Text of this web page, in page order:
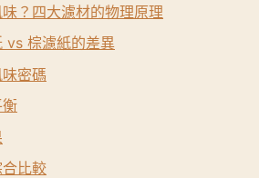
？四大濾材的物理原理
vs 棕濾紙的差異
密碼
比較